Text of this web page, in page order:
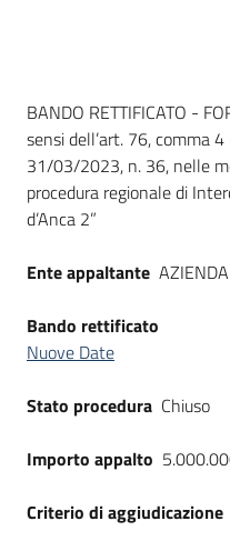
Piattaforme
telematiche
English
Seguici
su
Dati del bando
BANDO RETTIFICATO -
sensi dell’art. 76, comma
31/03/2023, n. 36, nelle
procedura regionale di
d’Anca 2”
Ente appaltante
Bando rettificato
Nuove Date
Stato procedura Chiuso
Importo appalto
Criterio di aggiudicazione